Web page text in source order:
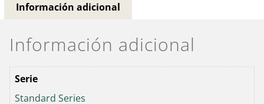
Información adicional
Información adicional
Serie
Standard Series